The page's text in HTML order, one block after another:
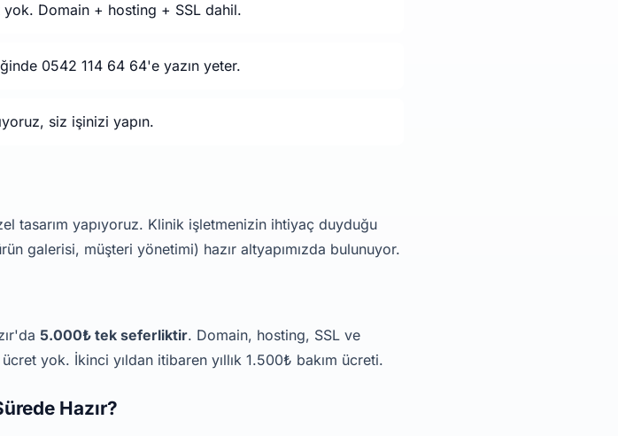
Domain + hosting + SSL dahil.
0542 114 64 64'e yazın yeter.
siz işinizi yapın.
tasarım yapıyoruz. Klinik işletmenizin ihtiyaç duyduğu
galerisi, müşteri yönetimi) hazır altyapımızda bulunuyor.
5.000₺ tek seferliktir. Domain, hosting, SSL ve
yok. İkinci yıldan itibaren yıllık 1.500₺ bakım ücreti.
Hazır?